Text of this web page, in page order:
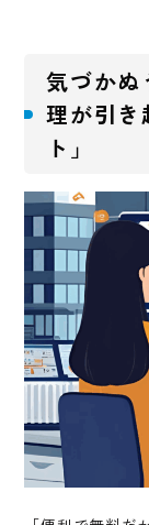
気づかぬ
理が引き
ト」